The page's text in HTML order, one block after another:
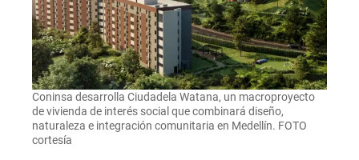
Coninsa desarrolla Ciudadela Watana, un macroproyecto
de vivienda de interés social que combinará diseño,
naturaleza e integración comunitaria en Medellín. FOTO
cortesía